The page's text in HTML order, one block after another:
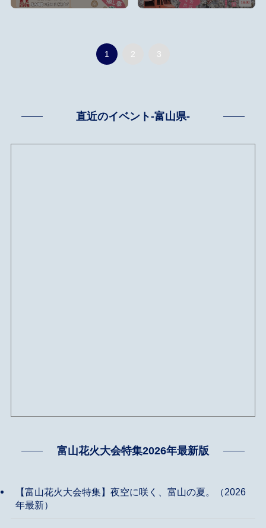
1 2 3
直近のイベント-富山県-
富山花火大会特集2026年最新版
【富山花火大会特集】夜空に咲く、富山の夏。（2026
年最新）